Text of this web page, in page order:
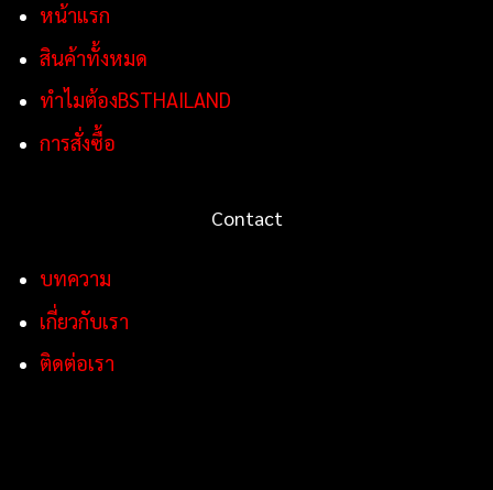
หน้าแรก
สินค้าทั้งหมด
ทำไมต้องBSTHAILAND
การสั่งซื้อ
Contact
บทความ
เกี่ยวกับเรา
ติดต่อเรา